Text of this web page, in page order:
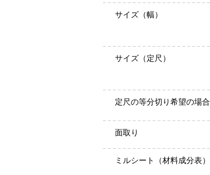
サイズ（幅）
サイズ（定尺）
定尺の等分切り希望の場合
面取り
ミルシート（材料成分表）